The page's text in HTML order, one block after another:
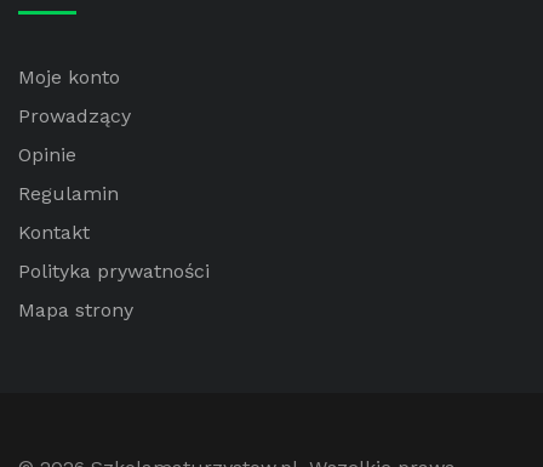
Moje konto
Prowadzący
Opinie
Regulamin
Kontakt
Polityka prywatności
Mapa strony